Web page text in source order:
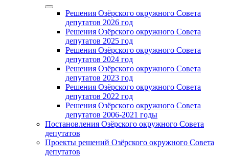
Решения Озёрского окружного Совета
депутатов 2026 год
Решения Озёрского окружного Совета
депутатов 2025 год
Решения Озёрского окружного Совета
депутатов 2024 год
Решения Озёрского окружного Совета
депутатов 2023 год
Решения Озёрского окружного Совета
депутатов 2022 год
Решения Озёрского окружного Совета
депутатов 2006-2021 годы
Постановления Озёрского окружного Совета
депутатов
Проекты решений Озёрского окружного Совета
депутатов